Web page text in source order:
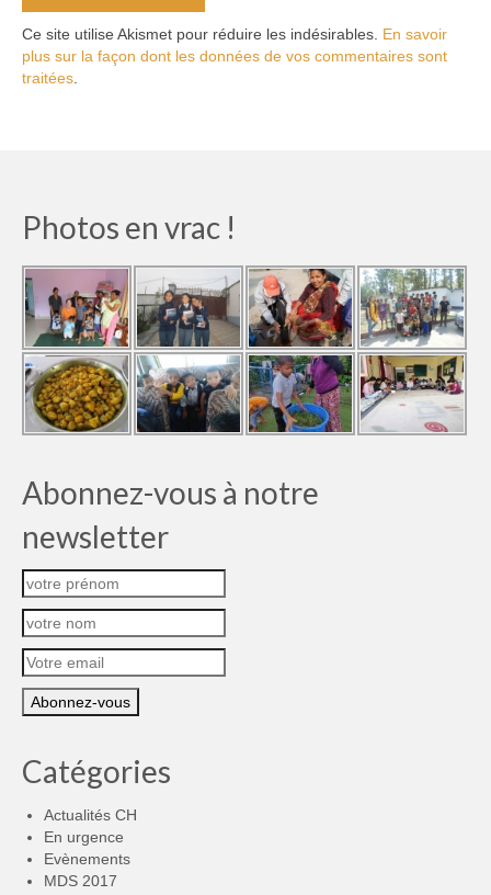
Ce site utilise Akismet pour réduire les indésirables. En savoir
plus sur la façon dont les données de vos commentaires sont
traitées
Photos en vrac !
Abonnez-vous à notre
newsletter
Catégories
Actualités CH
En urgence
Evènements
MDS 2017